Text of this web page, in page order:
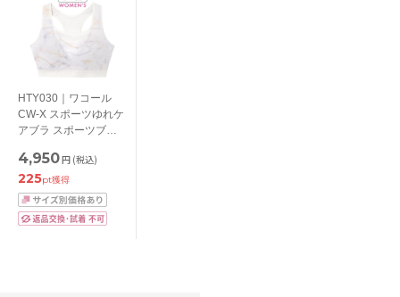
HTY030｜ワコール
CW-X スポーツゆれケ
アブラ スポーツブラ
4,950円 (税込)
225pt獲得